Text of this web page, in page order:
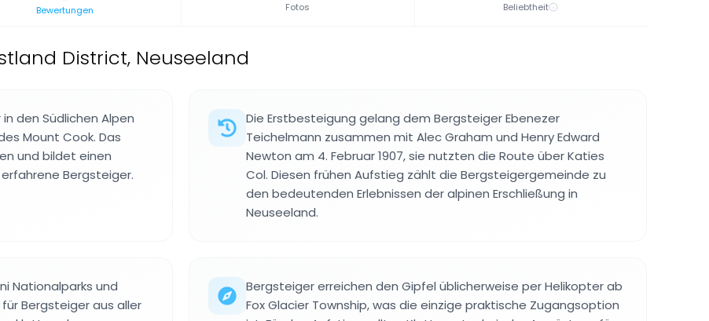
Bewertungen Fotos Beliebtheit
District, Neuseeland
den Südlichen Alpen
Mount Cook. Das
und bildet einen
Bergsteiger.
Die Erstbesteigung gelang dem Bergsteiger Ebenezer
Teichelmann zusammen mit Alec Graham und Henry Edward
Newton am 4. Februar 1907, sie nutzten die Route über Katies
Col. Diesen frühen Aufstieg zählt die Bergsteigergemeinde zu
den bedeutenden Erlebnissen der alpinen Erschließung in
Neuseeland.
Nationalparks und
Bergsteiger aus aller
Bergsteiger erreichen den Gipfel üblicherweise per Helikopter ab
Fox Glacier Township, was die einzige praktische Zugangsoption